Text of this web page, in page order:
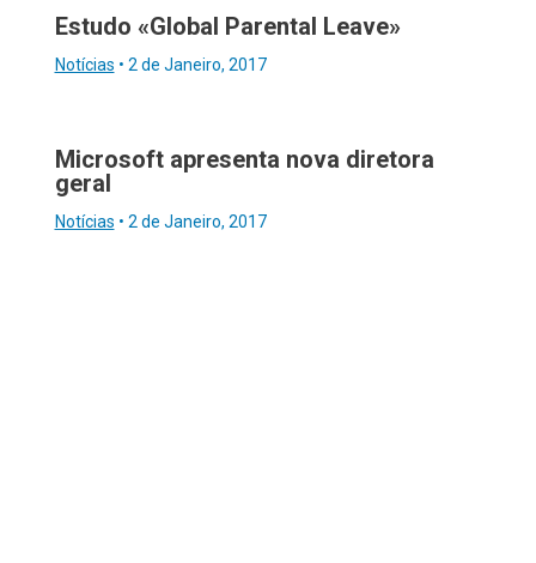
Estudo «Global Parental Leave»
Notícias • 2 de Janeiro, 2017
Microsoft apresenta nova diretora
geral
Notícias • 2 de Janeiro, 2017